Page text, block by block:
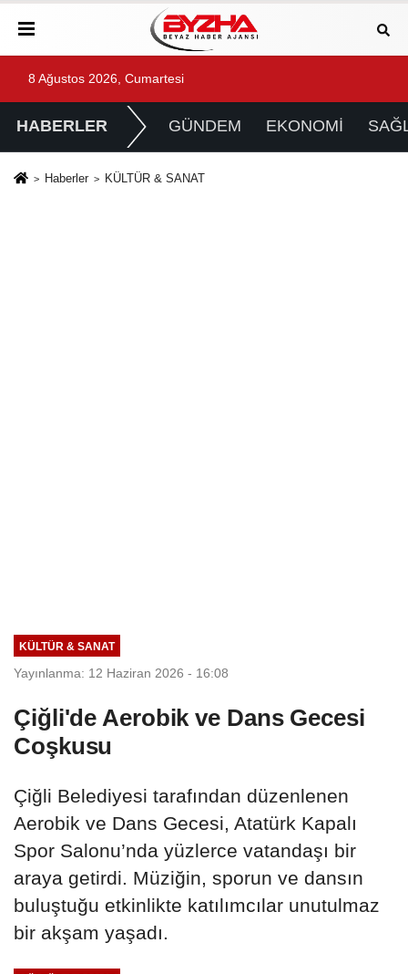
8 Ağustos 2026, Cumartesi
HABERLER GÜNDEM EKONOMİ
Haberler KÜLTÜR & SANAT
KÜLTÜR & SANAT
Yayınlanma: 12 Haziran 2026 - 16:08
Çiğli'de Aerobik ve Dans Gecesi
Coşkusu
Çiğli Belediyesi tarafından düzenlenen
Aerobik ve Dans Gecesi, Atatürk Kapalı
Spor Salonu’nda yüzlerce vatandaşı bir
araya getirdi. Müziğin, sporun ve dansın
buluştuğu etkinlikte katılımcılar unutulmaz
bir akşam yaşadı.